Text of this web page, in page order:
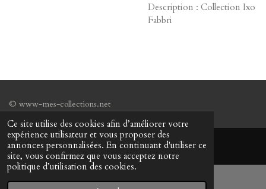
Ce site utilise des cookies afin d’améliorer votre
expérience utilisateur et vous proposer des
annonces personnalisées. En continuant d'utiliser ce
site, vous confirmez que vous acceptez notre
politique d’utilisation des cookies.
Description : Collection Ixo
Fabbri
© www-mes-collections.net